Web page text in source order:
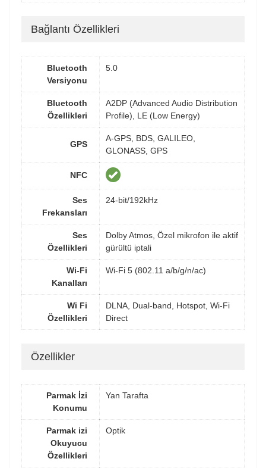
Bağlantı Özellikleri
Bluetooth
Versiyonu
5.0
Bluetooth
Özellikleri
A2DP (Advanced Audio Distribution
Profile), LE (Low Energy)
GPS
A-GPS, BDS, GALILEO,
GLONASS, GPS
NFC
Ses
Frekansları
24-bit/192kHz
Ses
Özellikleri
Dolby Atmos, Özel mikrofon ile aktif
gürültü iptali
Wi-Fi
Kanalları
Wi-Fi 5 (802.11 a/b/g/n/ac)
Wi Fi
Özellikleri
DLNA, Dual-band, Hotspot, Wi-Fi
Direct
Özellikler
Parmak İzi
Konumu
Yan Tarafta
Parmak izi
Okuyucu
Özellikleri
Optik